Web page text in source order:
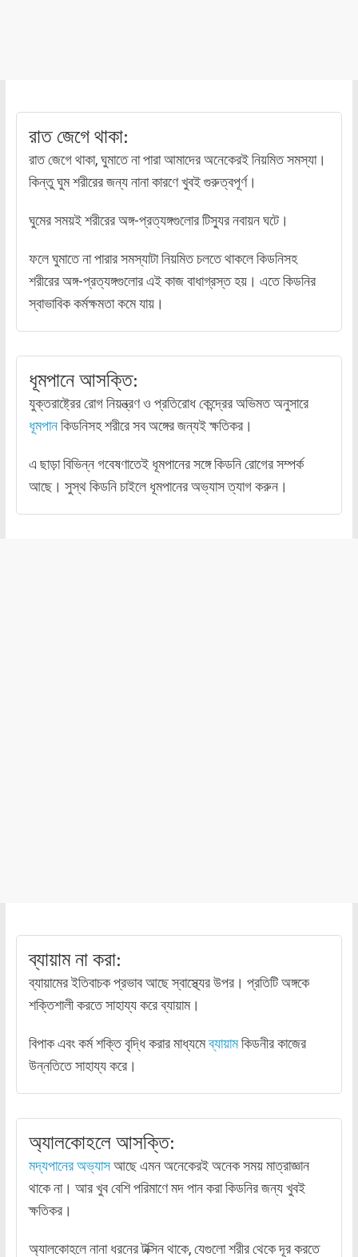
রাত জেগে থাকা:
রাত জেগে থাকা, ঘুমাতে না পারা আমাদের অনেকেরই নিয়মিত সমস্যা।
কিন্তু ঘুম শরীরের জন্য নানা কারণে খুবই গুরুত্বপূর্ণ।
ঘুমের সময়ই শরীরের অঙ্গ-প্রত্যঙ্গগুলোর টিস্যুর নবায়ন ঘটে।
ফলে ঘুমাতে না পারার সমস্যাটা নিয়মিত চলতে থাকলে কিডনিসহ
শরীরের অঙ্গ-প্রত্যঙ্গগুলোর এই কাজ বাধাগ্রস্ত হয়। এতে কিডনির
স্বাভাবিক কর্মক্ষমতা কমে যায়।
ধূমপানে আসক্তি:
যুক্তরাষ্ট্রের রোগ নিয়ন্ত্রণ ও প্রতিরোধ কেন্দ্রের অভিমত অনুসারে
ধূমপানকিডনিসহ শরীরে সব অঙ্গের জন্যই ক্ষতিকর।
এ ছাড়া বিভিন্ন গবেষণাতেই ধূমপানের সঙ্গে কিডনি রোগের সম্পর্ক
আছে। সুস্থ কিডনি চাইলে ধূমপানের অভ্যাস ত্যাগ করুন।
ব্যায়াম না করা:
ব্যায়ামের ইতিবাচক প্রভাব আছে স্বাস্থ্যের উপর। প্রতিটি অঙ্গকে
শক্তিশালী করতে সাহায্য করে ব্যায়াম।
বিপাক এবং কর্ম শক্তি বৃদ্ধি করার মাধ্যমেব্যায়ামকিডনীর কাজের
উন্নতিতে সাহায্য করে।
অ্যালকোহলে আসক্তি:
মদ্যপানের অভ্যাসআছে এমন অনেকেরই অনেক সময় মাত্রাজ্ঞান
থাকে না। আর খুব বেশি পরিমাণে মদ পান করা কিডনির জন্য খুবই
ক্ষতিকর।
অ্যালকোহলে নানা ধরনের টক্সিন থাকে, যেগুলো শরীর থেকে দূর করতে